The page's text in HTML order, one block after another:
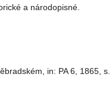
a národopisné.
in: PA 6, 1865, s.